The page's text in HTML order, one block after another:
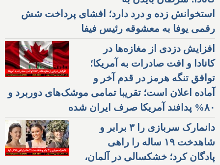
استخوانش زده و درد دارد؛ افشای پرداخت شش
رقمی یوفا به معشوقه رئیس فیفا
افزایش دزدی از مغازه‌ها در
کانادا و افت صادرات به آمریکا؛
توافق تنگه هرمز در قدم آخر و
آماده اعلان است؛ تقریبا تمامی موشک‌های دوربرد و
۸۰% پدافند آمریکا صرف ایران شده
دانمارک سربازی را ۳ برابر و
شاهدخت ۱۹ ساله را راهی
پادگان کرد؛ خشکسالی در آلمان،